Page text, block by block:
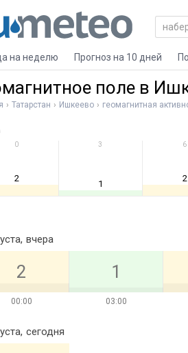
на неделю Прогноз на 10 дней
поле в
Татарстан Ишкеево геомагнитная
0
2
3
1
6
2
вчера
00:00
2
03:00
1
сегодня